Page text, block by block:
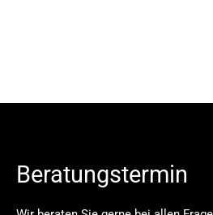
Beratungstermin